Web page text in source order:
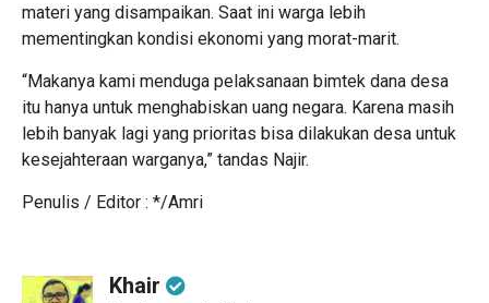
materi yang disampaikan. Saat ini warga lebih
mementingkan kondisi ekonomi yang morat-marit.
“Makanya kami menduga pelaksanaan bimtek dana desa
itu hanya untuk menghabiskan uang negara. Karena masih
lebih banyak lagi yang prioritas bisa dilakukan desa untuk
kesejahteraan warganya,” tandas Najir.
Penulis / Editor : */Amri
Khair